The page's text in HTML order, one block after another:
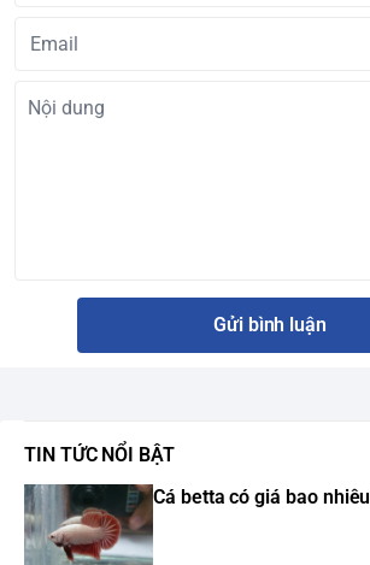
Gửi bình luận
TIN TỨC NỔI BẬT
Cá betta có giá bao